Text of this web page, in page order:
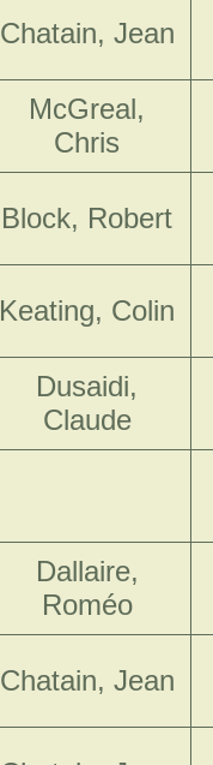
Chatain, Jean
McGreal,
Chris
Block, Robert
Keating, Colin
Dusaidi,
Claude
Dallaire,
Roméo
Chatain, Jean